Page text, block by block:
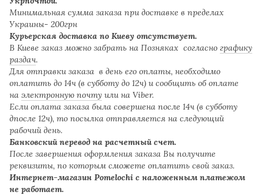
Минимальная сумма заказа при доставке в пределах
Украины- 200грн
Курьерская доставка по Киеву отсутствует.
В Киеве заказ можно забрать на Позняках согласно графику
раздач.
Для отправки заказа в день его оплаты, необходимо
оплатить до 14ч (в субботу до 12ч) и сообщить об оплате
на электронную почту или на Viber.
Если оплата заказа была совершена после 14ч (в субботу
дпосле 12ч), то посылка отправляется на следующий
рабочий день.
Банковский перевод на расчетный счет.
После завершения оформления заказа Вы получите
реквизиты, по которым сможете оплатить свой заказ.
Интернет-магазин Pomelochi с наложенным платежом
не работает.